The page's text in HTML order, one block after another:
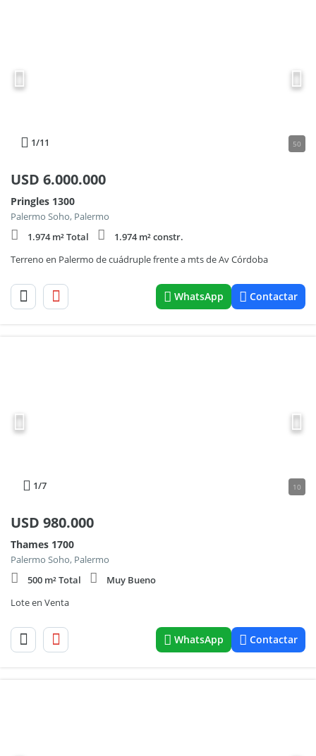
1/11 50
USD 6.000.000
Pringles 1300
Palermo Soho, Palermo
1.974 m² Total
1.974 m² constr.
Terreno en Palermo de cuádruple frente a mts de Av Córdoba
WhatsApp Contactar
1/7 10
USD 980.000
Thames 1700
Palermo Soho, Palermo
500 m² Total
Muy Bueno
Lote en Venta
WhatsApp Contactar